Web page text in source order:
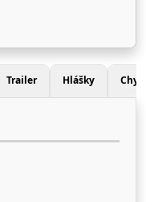
Trailer Hlášky